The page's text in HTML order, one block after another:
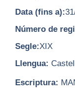
Data (fins a):
Número de
Segle:XIX
Llengua:
Escriptura: